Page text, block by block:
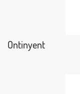
Ontinyent